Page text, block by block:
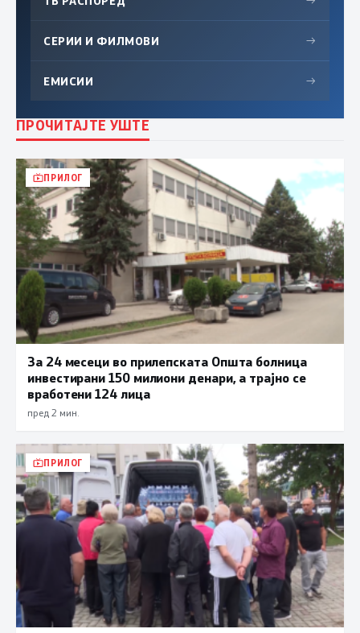
СЕРИИ И ФИЛМОВИ →
ЕМИСИИ →
ПРОЧИТАЈТЕ УШТЕ
ПРИЛОГ
За 24 месеци во прилепската Општа болница
инвестирани 150 милиони денари, а трајно се
вработени 124 лица
пред 2 мин.
ПРИЛОГ